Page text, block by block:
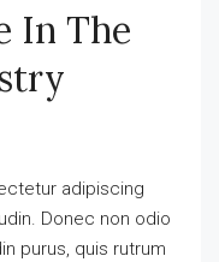
In The
adipiscing
Donec non odio
purus, quis rutrum